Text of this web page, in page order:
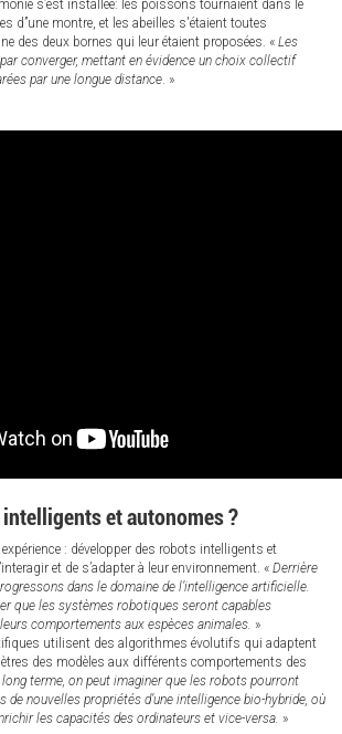
s’est installée: les poissons tournaient dans le
d’’une montre, et les abeilles s'étaient toutes
des deux bornes qui leur étaient proposées. « Les
converger, mettant en évidence un choix collectif
par une longue distance. »
et autonomes ?
: développer des robots intelligents et
et de s’adapter à leur environnement. « Derrière
dans le domaine de l’intelligence artificielle.
que les systèmes robotiques seront capables
leurs comportements aux espèces animales. »
utilisent des algorithmes évolutifs qui adaptent
des modèles aux différents comportements des
long terme, on peut imaginer que les robots pourront
de nouvelles propriétés d’une intelligence bio-hybride, où
les capacités des ordinateurs et vice-versa. »